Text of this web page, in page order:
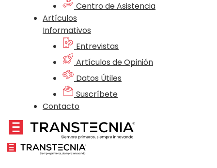
Centro de Asistencia
Artículos
Informativos
Entrevistas
Artículos de Opinión
Datos Útiles
Suscríbete
Contacto